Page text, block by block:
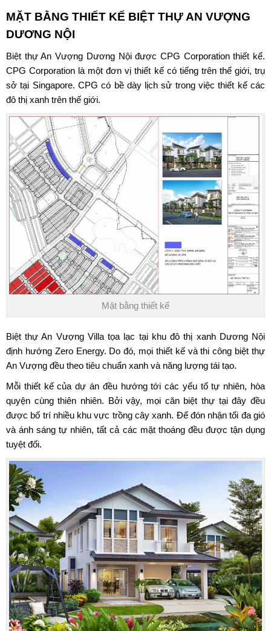
MẶT BẰNG THIẾT KẾ BIỆT THỰ AN VƯỢNG
DƯƠNG NỘI
Biệt thự An Vượng Dương Nộiđược CPG Corporation thiết kế.
CPG Corporation là một đơn vị thiết kế có tiếng trên thế giới, trụ
sở tại Singapore. CPG có bề dày lịch sử trong việc thiết kế các
đô thị xanh trên thế giới.
Mặt bằng thiết kế
Biệt thự An Vượng Villatọa lạc tại khu đô thị xanh Dương Nội
định hướng Zero Energy. Do đó, mọi thiết kế và thi công biệt thự
An Vượng đều theo tiêu chuẩn xanh và năng lượng tái tạo.
Mỗi thiết kế của dự án đều hướng tới các yếu tố tự nhiên, hòa
quyện cùng thiên nhiên. Bởi vậy, mọi căn biệt thự tại đây đều
được bố trí nhiều khu vực trồng cây xanh. Để đón nhận tối đa gió
và ánh sáng tự nhiên, tất cả các mặt thoáng đều được tận dụng
tuyệt đối.